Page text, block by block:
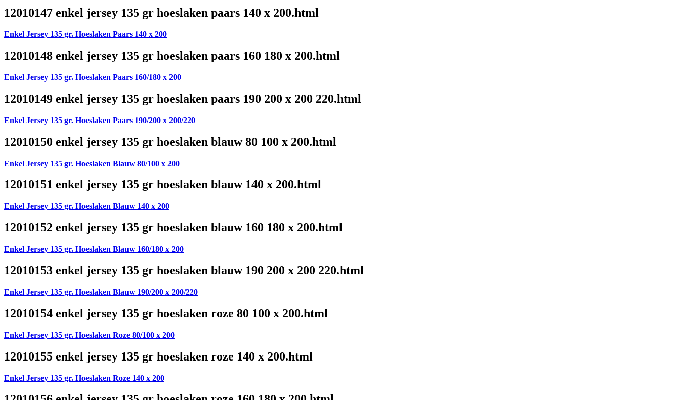
12010147 enkel jersey 135 gr hoeslaken paars 140 x 200.html
Enkel Jersey 135 gr. Hoeslaken Paars 140 x 200
12010148 enkel jersey 135 gr hoeslaken paars 160 180 x 200.html
Enkel Jersey 135 gr. Hoeslaken Paars 160/180 x 200
12010149 enkel jersey 135 gr hoeslaken paars 190 200 x 200 220.html
Enkel Jersey 135 gr. Hoeslaken Paars 190/200 x 200/220
12010150 enkel jersey 135 gr hoeslaken blauw 80 100 x 200.html
Enkel Jersey 135 gr. Hoeslaken Blauw 80/100 x 200
12010151 enkel jersey 135 gr hoeslaken blauw 140 x 200.html
Enkel Jersey 135 gr. Hoeslaken Blauw 140 x 200
12010152 enkel jersey 135 gr hoeslaken blauw 160 180 x 200.html
Enkel Jersey 135 gr. Hoeslaken Blauw 160/180 x 200
12010153 enkel jersey 135 gr hoeslaken blauw 190 200 x 200 220.html
Enkel Jersey 135 gr. Hoeslaken Blauw 190/200 x 200/220
12010154 enkel jersey 135 gr hoeslaken roze 80 100 x 200.html
Enkel Jersey 135 gr. Hoeslaken Roze 80/100 x 200
12010155 enkel jersey 135 gr hoeslaken roze 140 x 200.html
Enkel Jersey 135 gr. Hoeslaken Roze 140 x 200